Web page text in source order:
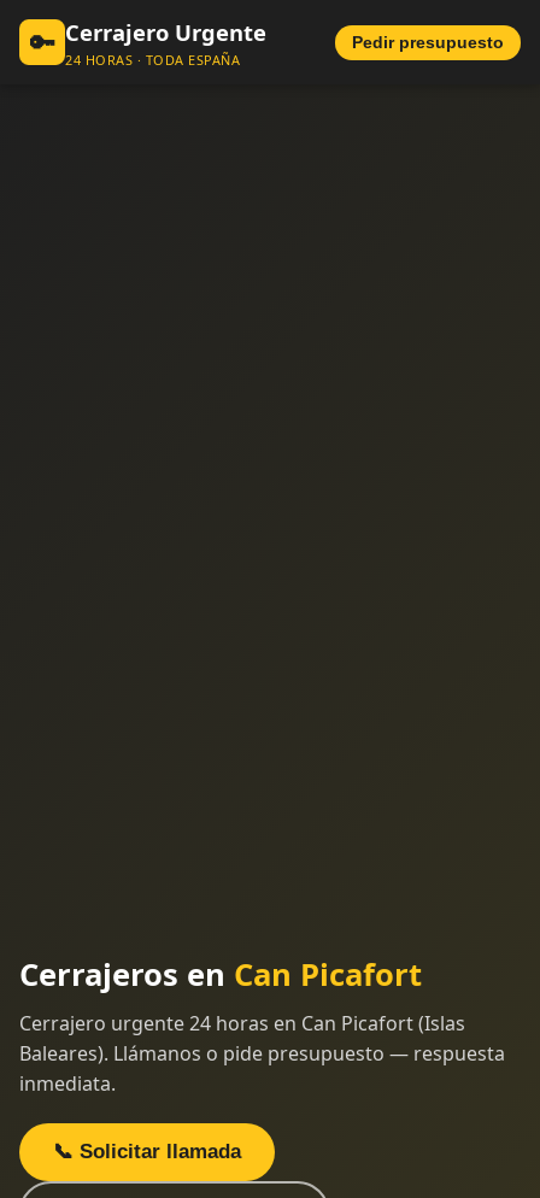
🔑 Cerrajero Urgente
24 HORAS · TODA ESPAÑA
Pedir presupuesto
Cerrajeros en Can Picafort
Cerrajero urgente 24 horas en Can Picafort (Islas
Baleares). Llámanos o pide presupuesto — respuesta
inmediata.
📞 Solicitar llamada